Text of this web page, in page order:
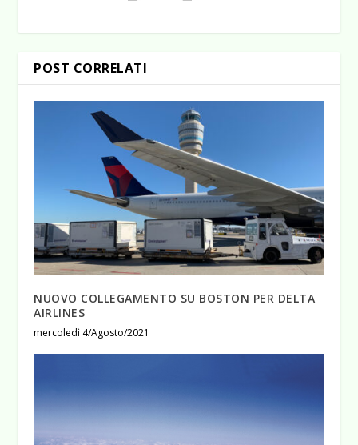
POST CORRELATI
NUOVO COLLEGAMENTO SU BOSTON PER DELTA
AIRLINES
mercoledì 4/Agosto/2021